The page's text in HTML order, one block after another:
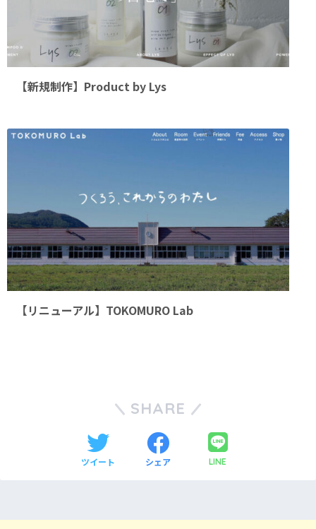
【新規制作】Product by Lys
【リニューアル】TOKOMURO Lab
SHARE
ツイート シェア LINE